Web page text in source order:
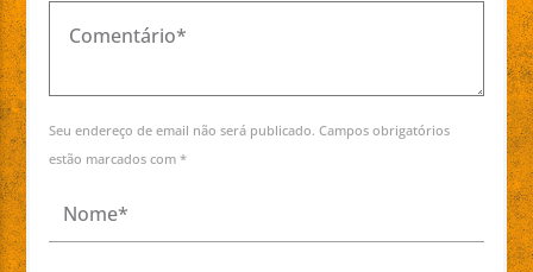
Seu endereço de email não será publicado. Campos obrigatórios
estão marcados com *